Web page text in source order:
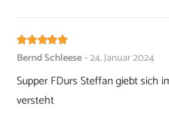
Bewertet mit 5von 5
Bernd Schleese–24. Januar 2024
Supper FDurs Steffan giebt sich
versteht